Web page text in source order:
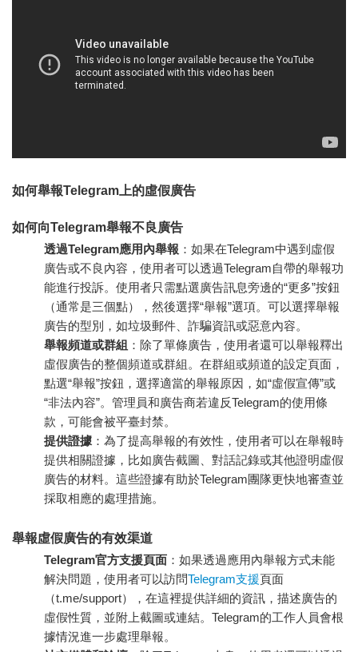
如何舉報Telegram上的虛假廣告
如何向Telegram舉報不良廣告
透過Telegram應用內舉報 ：如果在Telegram中遇到虛假
廣告或不良內容，使用者可以透過Telegram自帶的舉報功
能進行投訴。使用者只需點選廣告訊息旁邊的“更多”按鈕
（通常是三個點），然後選擇“舉報”選項。可以選擇舉報
廣告的型別，如垃圾郵件、詐騙資訊或惡意內容。
舉報頻道或群組 ：除了單條廣告，使用者還可以舉報釋出
虛假廣告的整個頻道或群組。在群組或頻道的設定頁面，
點選“舉報”按鈕，選擇適當的舉報原因，如“虛假宣傳”或
“非法內容”。管理員和廣告商若違反Telegram的使用條
款，可能會被平臺封禁。
提供證據 ：為了提高舉報的有效性，使用者可以在舉報時
提供相關證據，比如廣告截圖、對話記錄或其他證明虛假
廣告的材料。這些證據有助於Telegram團隊更快地審查並
採取相應的處理措施。
舉報虛假廣告的有效渠道
Telegram官方支援頁面 ：如果透過應用內舉報方式未能
解決問題，使用者可以訪問Telegram支援頁面
（t.me/support），在這裡提供詳細的資訊，描述廣告的
虛假性質，並附上截圖或連結。Telegram的工作人員會根
據情況進一步處理舉報。